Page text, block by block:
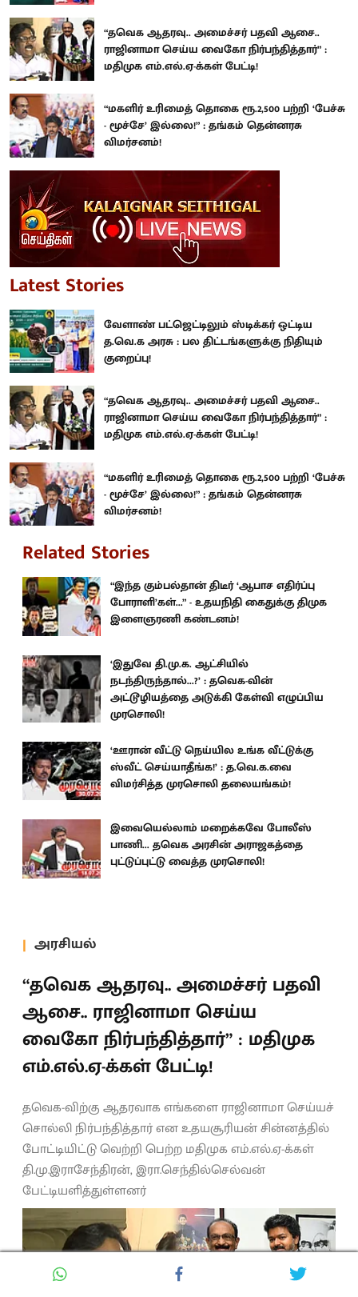
“தவெக ஆதரவு.. அமைச்சர் பதவி ஆசை..
ராஜினாமா செய்ய வைகோ நிர்பந்தித்தார்” :
மதிமுக எம்.எல்.ஏ-க்கள் பேட்டி!
“மகளிர் உரிமைத் தொகை ரூ.2,500 பற்றி ‘பேச்சு
- மூச்சே’ இல்லை!” : தங்கம் தென்னரசு
விமர்சனம்!
Latest Stories
வேளாண் பட்ஜெட்டிலும் ஸ்டிக்கர் ஒட்டிய
த.வெ.க அரசு : பல திட்டங்களுக்கு நிதியும்
குறைப்பு!
“தவெக ஆதரவு.. அமைச்சர் பதவி ஆசை..
ராஜினாமா செய்ய வைகோ நிர்பந்தித்தார்” :
மதிமுக எம்.எல்.ஏ-க்கள் பேட்டி!
“மகளிர் உரிமைத் தொகை ரூ.2,500 பற்றி ‘பேச்சு
- மூச்சே’ இல்லை!” : தங்கம் தென்னரசு
விமர்சனம்!
Related Stories
“இந்த கும்பல்தான் திடீர் ‘ஆபாச எதிர்ப்பு
போராளி’கள்...” - உதயநிதி கைதுக்கு திமுக
இளைஞரணி கண்டனம்!
‘இதுவே தி.மு.க. ஆட்சியில்
நடந்திருந்தால்...?’ : தவெக-வின்
அட்டூழியத்தை அடுக்கி கேள்வி எழுப்பிய
முரசொலி!
‘ஊரான் வீட்டு நெய்யில உங்க வீட்டுக்கு
ஸ்வீட் செய்யாதீங்க!’ : த.வெ.க.வை
விமர்சித்த முரசொலி தலையங்கம்!
இவையெல்லாம் மறைக்கவே போலீஸ்
பாணி... தவெக அரசின் அராஜகத்தை
புட்டுப்புட்டு வைத்த முரசொலி!
அரசியல்
“தவெக ஆதரவு.. அமைச்சர் பதவி
ஆசை.. ராஜினாமா செய்ய
வைகோ நிர்பந்தித்தார்” : மதிமுக
எம்.எல்.ஏ-க்கள் பேட்டி!
தவெக-விற்கு ஆதரவாக எங்களை ராஜினாமா செய்யச்
சொல்லி நிர்பந்தித்தார் என உதயசூரியன் சின்னத்தில்
போட்டியிட்டு வெற்றி பெற்ற மதிமுக எம்.எல்.ஏ-க்கள்
தி.மு.இராசேந்திரன், இரா.செந்தில்செல்வன்
பேட்டியளித்துள்ளனர்